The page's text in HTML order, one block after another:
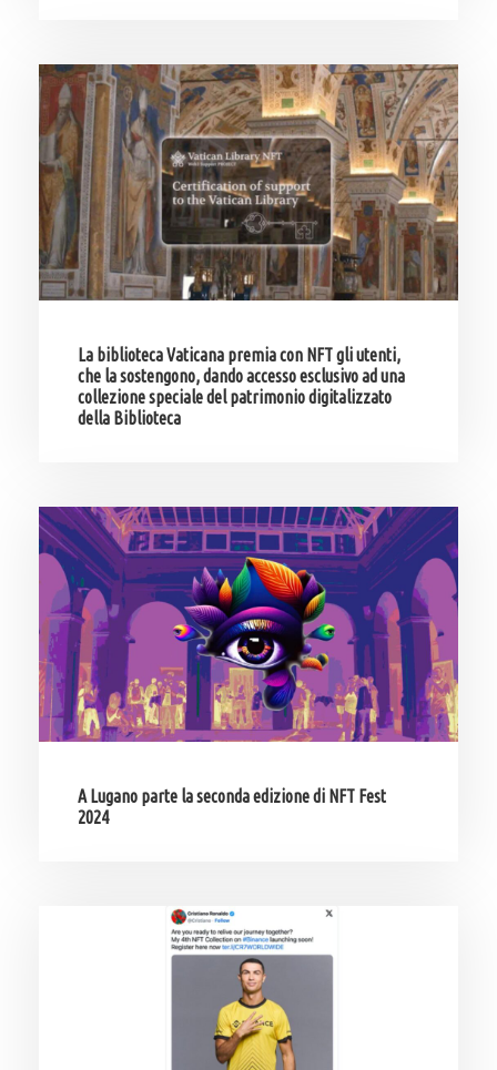
La biblioteca Vaticana premia con NFT gli utenti,
che la sostengono, dando accesso esclusivo ad una
collezione speciale del patrimonio digitalizzato
della Biblioteca
A Lugano parte la seconda edizione di NFT Fest
2024